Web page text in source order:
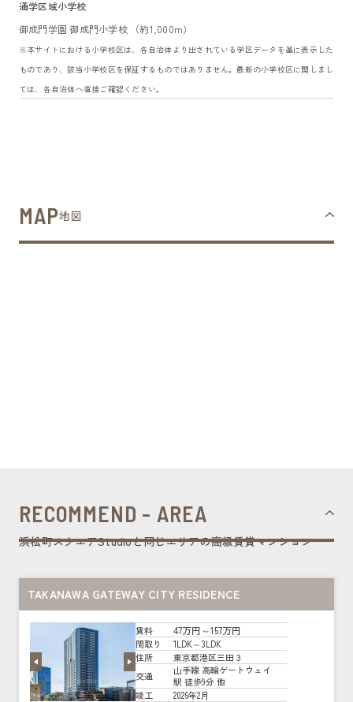
通学区域小学校
御成門学園 御成門小学校 （約1,000m）
※本サイトにおける小学校区は、各自治体より出されている学区データを基に表示した
ものであり、該当小学校区を保証するものではありません。最新の小学校区に関しまし
ては、各自治体へ直接ご確認ください。
MAP地図
RECOMMEND - AREA
浜松町スクエアStudioと同じエリアの高級賃貸マンション
TAKANAWA GATEWAY CITY RESIDENCE
賃料 47万円～157万円
間取り
1LDK～3LDK
住所
東京都港区三田３
交通
山手線 高輪ゲートウェイ
駅 徒歩9分 他
竣工
2026年2月